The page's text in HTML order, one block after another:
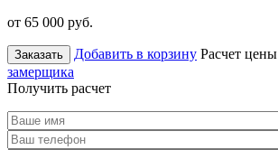
от 65 000 руб.
Заказать Добавить в корзину Расчет цены
замерщика
Получить расчет